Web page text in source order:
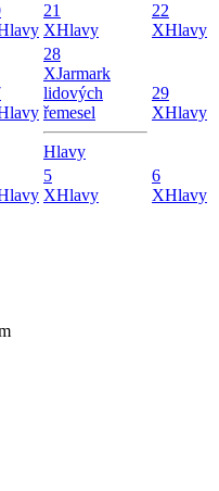
21
XHlavy
22
XHlavy
28
XJarmark
lidových
řemesel
Hlavy
29
XHlavy
5
XHlavy
6
XHlavy